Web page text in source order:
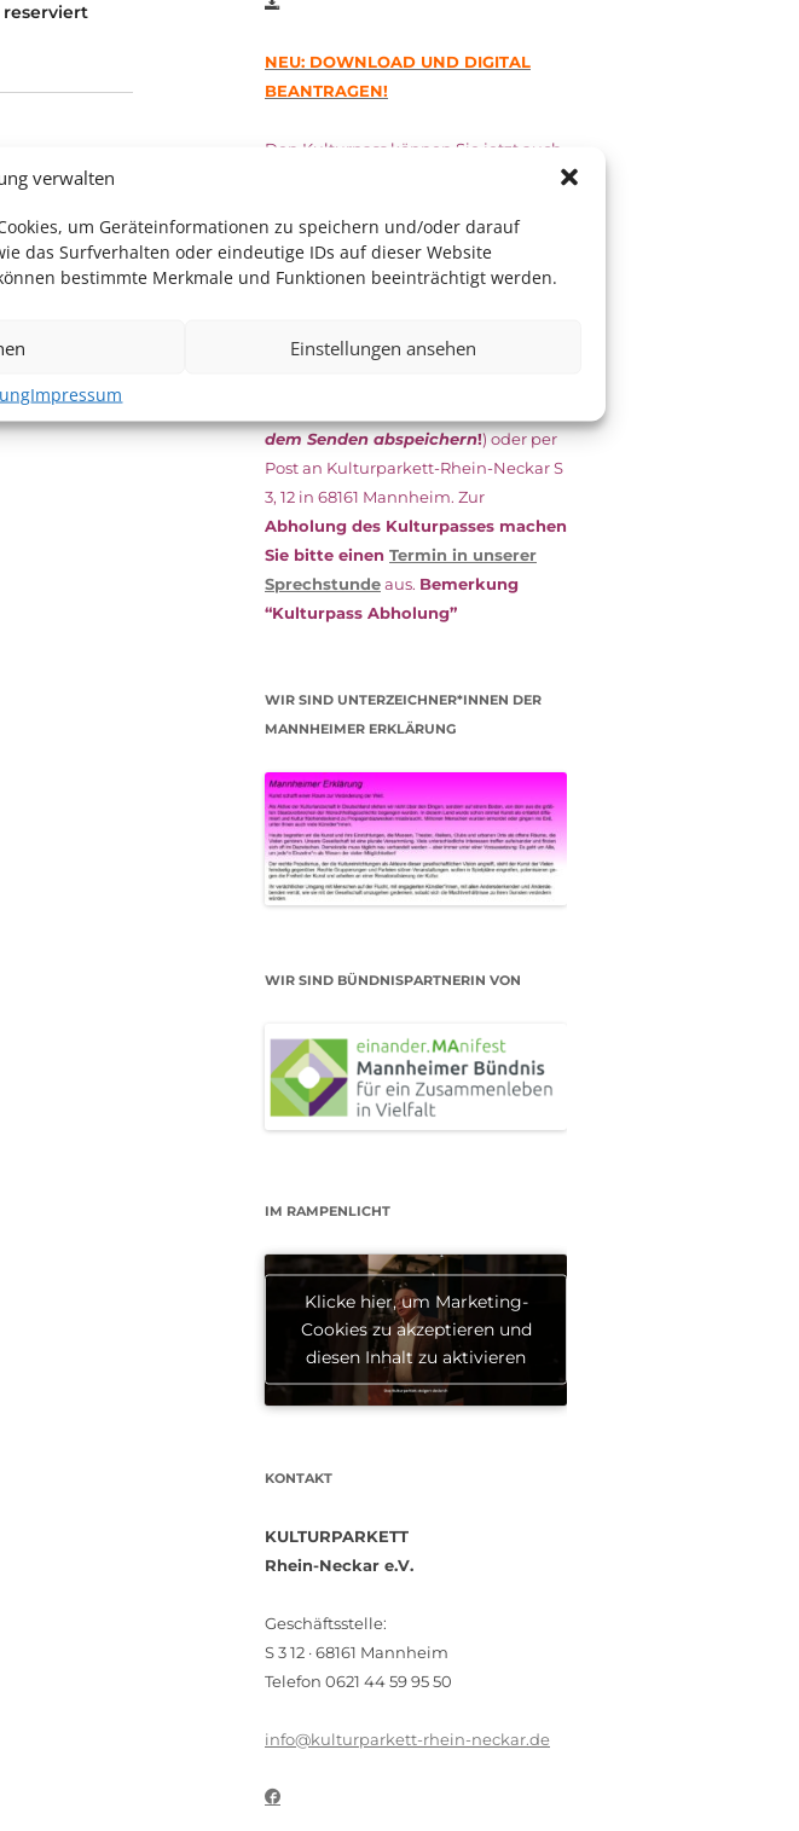
verwalten
um Geräteinformationen zu speichern und/oder darauf
das Surfverhalten oder eindeutige IDs auf dieser Website
bestimmte Merkmale und Funktionen beeinträchtigt werden.
Einstellungen ansehen
Impressum
reserviert
NEU: DOWNLOAD UND DIGITAL
BEANTRAGEN!
Den Kulturpass können Sie jetzt auch
esunterschriebenzusammen mit
dem aktuellen
(Bürgergeld/
das Kulturparkett zurück: Per E-Mail
dem Senden abspeichern!) oder per
Post an Kulturparkett-Rhein-Neckar S
3, 12 in 68161 Mannheim. Zur
Abholung des Kulturpasses machen
Sie bitte einen Termin in unserer
Sprechstundeaus. Bemerkung
“Kulturpass Abholung”
WIR SIND UNTERZEICHNER*INNEN DER
MANNHEIMER ERKLÄRUNG
WIR SIND BÜNDNISPARTNERIN VON
IM RAMPENLICHT
Klicke hier, um Marketing-
Cookies zu akzeptieren und
diesen Inhalt zu aktivieren
KONTAKT
KULTURPARKETT
Rhein-Neckar e.V.
Geschäftsstelle:
S 3 12 · 68161 Mannheim
Telefon 0621 44 59 95 50
info@kulturparkett-rhein-neckar.de